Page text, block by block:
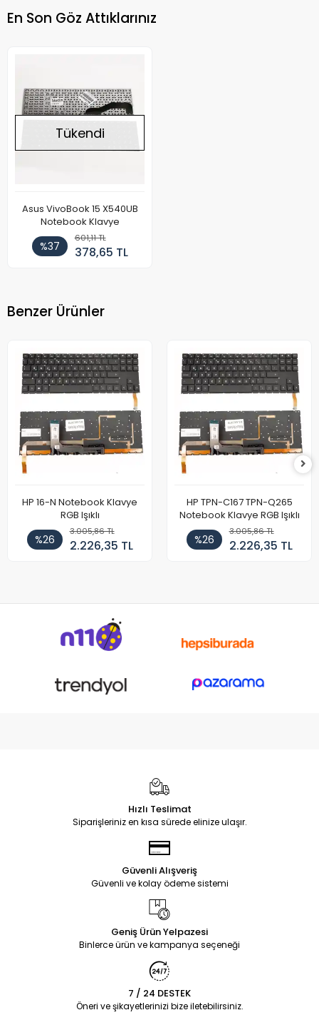
En Son Göz Attıklarınız
Tükendi
Asus VivoBook 15 X540UB
Notebook Klavye
%37
601,11 TL
378,65 TL
Benzer Ürünler
HP 16-N Notebook Klavye
RGB Işıklı
%26
3.005,86 TL
2.226,35 TL
HP TPN-C167 TPN-Q265
Notebook Klavye RGB Işıklı
%26
3.005,86 TL
2.226,35 TL
Hızlı Teslimat
Siparişleriniz en kısa sürede elinize ulaşır.
Güvenli Alışveriş
Güvenli ve kolay ödeme sistemi
Geniş Ürün Yelpazesi
Binlerce ürün ve kampanya seçeneği
7 / 24 DESTEK
Öneri ve şikayetlerinizi bize iletebilirsiniz.